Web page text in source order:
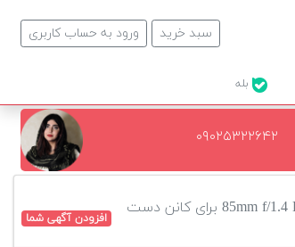
ورود به حساب کاربری سبد خرید
۰۹۰۲۵۳۲۲۶۴۲
لنز سیگما 85mm f/1.4 DG برای کانن دست
افزودن آگهی شما